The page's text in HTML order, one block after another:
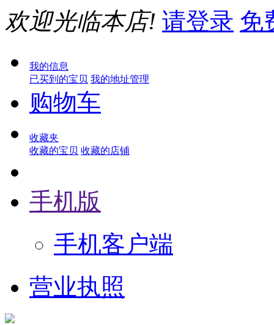
欢迎光临本店! 请登录 免
我的信息
已买到的宝贝 我的地址管理
购物车
收藏夹
收藏的宝贝 收藏的店铺
手机版
手机客户端
营业执照